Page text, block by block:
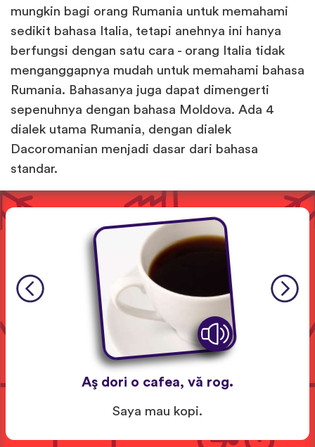
mungkin bagi orang Rumania untuk memahami
sedikit bahasa Italia, tetapi anehnya ini hanya
berfungsi dengan satu cara - orang Italia tidak
menganggapnya mudah untuk memahami bahasa
Rumania. Bahasanya juga dapat dimengerti
sepenuhnya dengan bahasa Moldova. Ada 4
dialek utama Rumania, dengan dialek
Dacoromanian menjadi dasar dari bahasa
standar.
Aş dori o cafea, vă rog.
Saya mau kopi.